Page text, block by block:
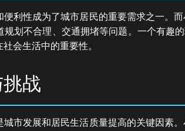
利性成为了城市居民的重要需求之一。
划不合理、交通拥堵等问题。一个有趣
会生活中的重要性。
战
市发展和居民生活质量提高的关键因素